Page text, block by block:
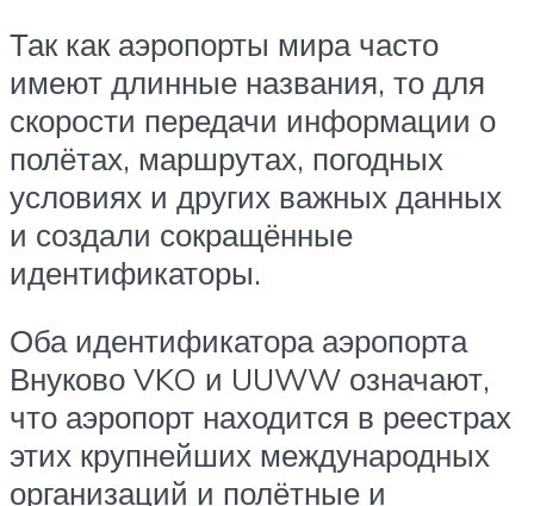
Так как аэропорты мира часто
имеют длинные названия, то для
скорости передачи информации о
полётах, маршрутах, погодных
условиях и других важных данных
и создали сокращённые
идентификаторы.
Оба идентификатора аэропорта
Внуково VKO и UUWW означают,
что аэропорт находится в реестрах
этих крупнейших международных
организаций и полётные и